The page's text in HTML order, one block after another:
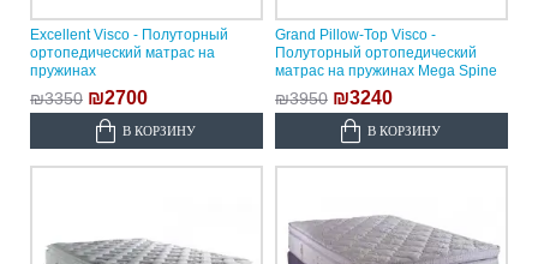
Excellent Visco - Полуторный
ортопедический матрас на
пружинах
₪3350 ₪2700
В КОРЗИНУ
Grand Pillow-Top Visco -
Полуторный ортопедический
матрас на пружинах Mega Spine
₪3950 ₪3240
В КОРЗИНУ